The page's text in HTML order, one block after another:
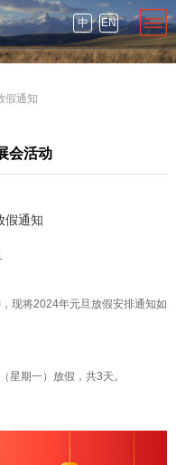
中 EN
假通知
会活动
假通知
现将2024年元旦放假安排通知如
星期一）放假，共3天。